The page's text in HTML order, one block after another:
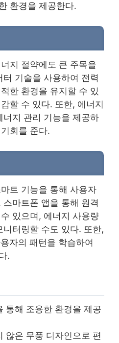
환경을 제공한다.
지 절약에도 큰 주목을
기술을 사용하여 전력
한 환경을 유지할 수 있
할 수 있다. 또한, 에너지
너지 관리 기능을 제공하
회를 준다.
트 기능을 통해 사용자
마트폰 앱을 통해 원격
있으며, 에너지 사용량
터링할 수도 있다. 또한,
자의 패턴을 학습하여
.
통해 조용한 환경을 제공
않은 무풍 디자인으로 편